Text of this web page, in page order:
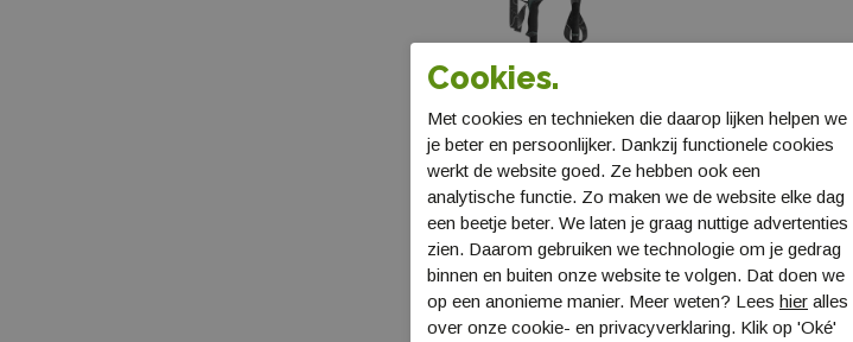
Cookies.
Met cookies en technieken die daarop lijken helpen we
je beter en persoonlijker. Dankzij functionele cookies
werkt de website goed. Ze hebben ook een
analytische functie. Zo maken we de website elke dag
een beetje beter. We laten je graag nuttige advertenties
zien. Daarom gebruiken we technologie om je gedrag
binnen en buiten onze website te volgen. Dat doen we
op een anonieme manier. Meer weten? Lees hier alles
over onze cookie- en privacyverklaring. Klik op 'Oké'